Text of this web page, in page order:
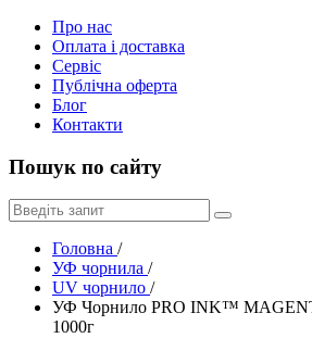
Про нас
Оплата і доставка
Сервіс
Публічна оферта
Блог
Контакти
Пошук по сайту
Головна /
УФ чорнила /
UV чорнило /
УФ Чорнило PRO INK™
1000г